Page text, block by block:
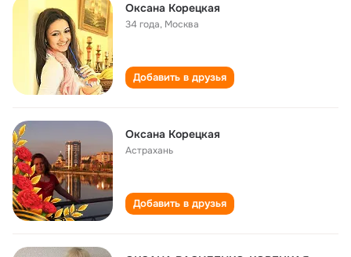
Оксана Корецкая
34 года, Москва
Добавить в друзья
Оксана Корецкая
Астрахань
Добавить в друзья